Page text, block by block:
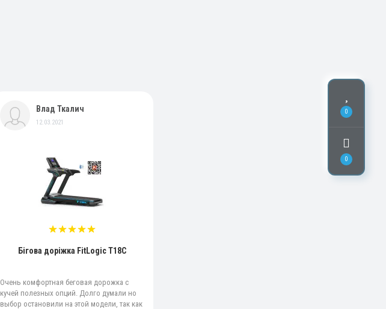
0
0
Влад Ткалич
12.03.2021
Бігова доріжка FitLogic T18C
Очень комфортная беговая дорожка с
кучей полезных опций. Долго думали но
выбор остановили на этой модели, так как